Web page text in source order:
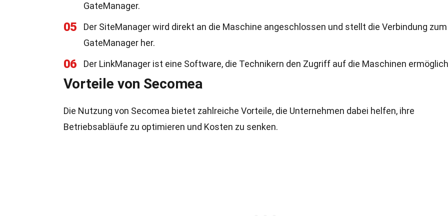
GateManager.
05
Der SiteManager wird direkt an die Maschine angeschlossen und stellt die Verbindung zum
GateManager her.
06 Der LinkManager ist eine Software, die Technikern den Zugriff auf die Maschinen
Vorteile von Secomea
Die Nutzung von Secomea bietet zahlreiche Vorteile, die Unternehmen dabei helfen, ihre
Betriebsabläufe zu optimieren und Kosten zu senken.